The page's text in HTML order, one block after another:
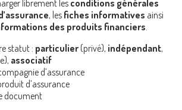
librement les conditions générales
, les fiches informatives ainsi
des produits financiers
statut : particulier (privé), indépendant,
associatif
d’assurance
d’assurance
document